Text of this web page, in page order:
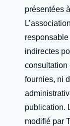
présentées
indirectes
consultation
fournies, ni
publication.
modifié par